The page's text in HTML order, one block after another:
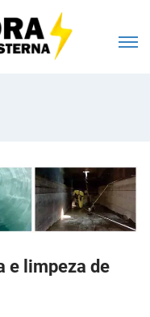
e limpeza de